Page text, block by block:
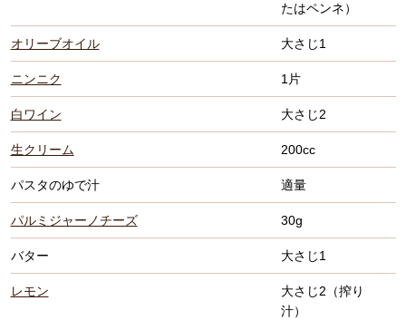
たはペンネ）
オリーブオイル 大さじ1
ニンニク 1片
白ワイン 大さじ2
生クリーム 200cc
パスタのゆで汁 適量
パルミジャーノチーズ 30g
バター 大さじ1
レモン
大さじ2（搾り
汁）